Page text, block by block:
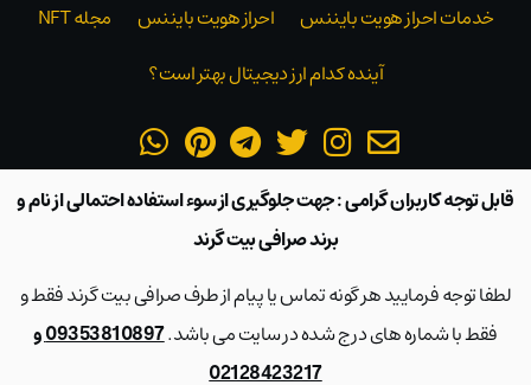
خدمات احراز هویت بایننس
احراز هویت بایننس
مجله NFT
آینده کدام ارز دیجیتال بهتر است؟
قابل توجه کاربران گرامی : جهت جلوگیری از سوء استفاده احتمالی از نام و
برند صرافی بیت گرند
لطفا توجه فرمایید هر گونه تماس یا پیام از طرف صرافی بیت گرند فقط و
فقط با شماره های درج شده در سایت می باشد.
09353810897 و
02128423217